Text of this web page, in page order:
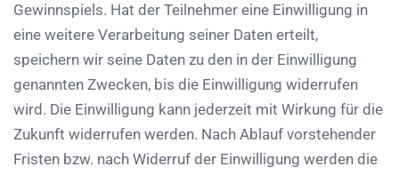
Gewinnspiels. Hat der Teilnehmer eine Einwilligung in
eine weitere Verarbeitung seiner Daten erteilt,
speichern wir seine Daten zu den in der Einwilligung
genannten Zwecken, bis die Einwilligung widerrufen
wird. Die Einwilligung kann jederzeit mit Wirkung für die
Zukunft widerrufen werden. Nach Ablauf vorstehender
Fristen bzw. nach Widerruf der Einwilligung werden die